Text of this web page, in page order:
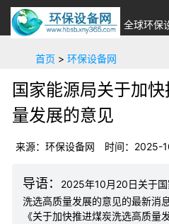
全球环保
首页 > 环保设备网
国家能源局关于加
量发展的意见
来源：环保设备网 时间：2025-
2025年10月20日关于
洗选高质量发展的意见的最新消
《关于加快推进煤炭洗选高质量